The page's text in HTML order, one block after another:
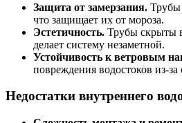
Защита от замерзания. Трубы
что защищает их от мороза.
Эстетичность. Трубы скрыты
делает систему незаметной.
Устойчивость к ветровым
повреждения водостоков из-за
Недостатки внутреннего